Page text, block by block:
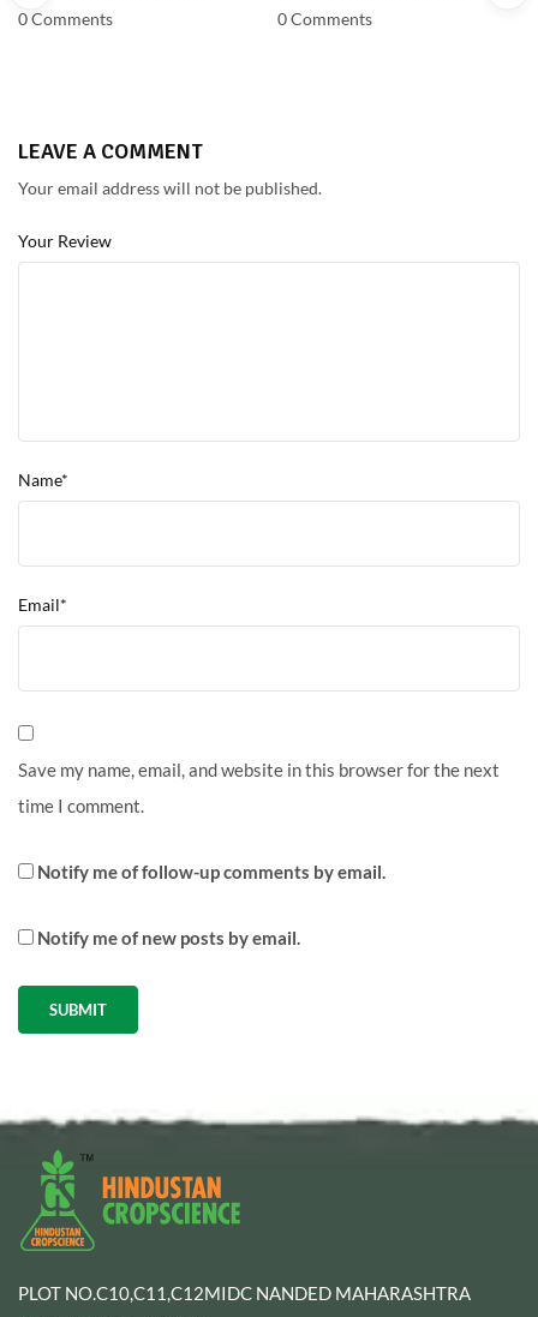
0 Comments
0 Comments
LEAVE A COMMENT
Your email address will not be published.
Your Review
Name*
Email*
Save my name, email, and website in this browser for the next
time I comment.
Notify me of follow-up comments by email.
Notify me of new posts by email.
PLOT NO.C10,C11,C12MIDC NANDED MAHARASHTRA